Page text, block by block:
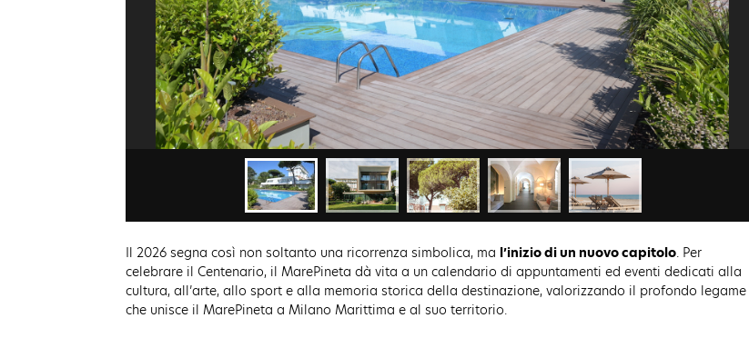
Il 2026 segna così non soltanto una ricorrenza simbolica, ma l’inizio di un nuovo capitolo. Per
celebrare il Centenario, il MarePineta dà vita a un calendario di appuntamenti ed eventi dedicati alla
cultura, all’arte, allo sport e alla memoria storica della destinazione, valorizzando il profondo legame
che unisce il MarePineta a Milano Marittima e al suo territorio.